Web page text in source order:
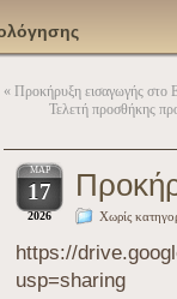
« Προκήρυξη εισαγωγής στο
Τελετή προσθήκης
ΜΑΡ
17
2026 Χωρίς
https://
usp=sharing